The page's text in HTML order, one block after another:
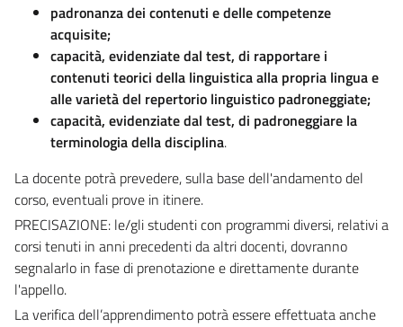
padronanza dei contenuti e delle competenze
acquisite;
capacità, evidenziate dal test, di rapportare i
contenuti teorici della linguistica alla propria lingua e
alle varietà del repertorio linguistico padroneggiate;
capacità, evidenziate dal test, di padroneggiare la
terminologia della disciplina.
La docente potrà prevedere, sulla base dell'andamento del
corso, eventuali prove in itinere.
PRECISAZIONE: le/gli studenti con programmi diversi, relativi a
corsi tenuti in anni precedenti da altri docenti, dovranno
segnalarlo in fase di prenotazione e direttamente durante
l'appello.
La verifica dell’apprendimento potrà essere effettuata anche